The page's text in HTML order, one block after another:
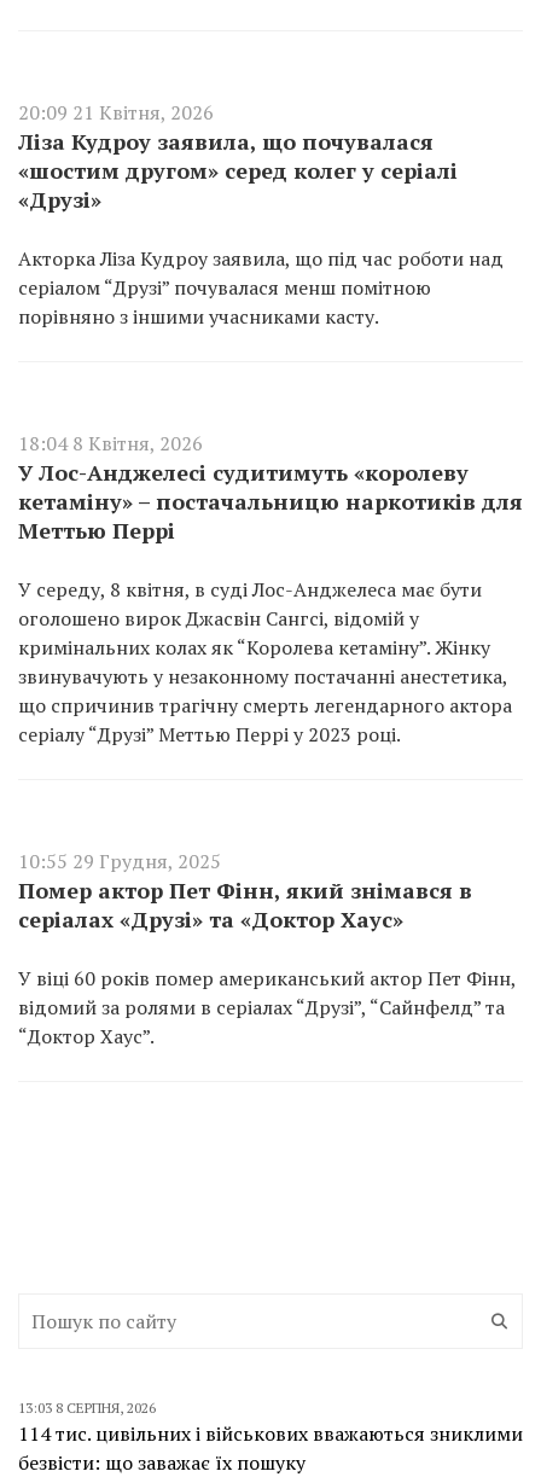
20:09 21 Квітня, 2026
Ліза Кудроу заявила, що почувалася
«шостим другом» серед колег у серіалі
«Друзі»
Акторка Ліза Кудроу заявила, що під час роботи над
серіалом “Друзі” почувалася менш помітною
порівняно з іншими учасниками касту.
18:04 8 Квітня, 2026
У Лос-Анджелесі судитимуть «королеву
кетаміну» – постачальницю наркотиків для
Меттью Перрі
У середу, 8 квітня, в суді Лос-Анджелеса має бути
оголошено вирок Джасвін Сангсі, відомій у
кримінальних колах як “Королева кетаміну”. Жінку
звинувачують у незаконному постачанні анестетика,
що спричинив трагічну смерть легендарного актора
серіалу “Друзі” Меттью Перрі у 2023 році.
10:55 29 Грудня, 2025
Помер актор Пет Фінн, який знімався в
серіалах «Друзі» та «Доктор Хаус»
У віці 60 років помер американський актор Пет Фінн,
відомий за ролями в серіалах “Друзі”, “Сайнфелд” та
“Доктор Хаус”.
13:03 8 СЕРПНЯ, 2026
114 тис. цивільних і військових вважаються зниклими
безвісти: що заважає їх пошуку